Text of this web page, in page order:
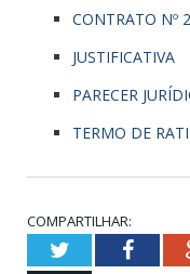
CONTRATO Nº
JUSTIFICATIVA
PARECER
TERMO DE
COMPARTILHAR:
Twitter